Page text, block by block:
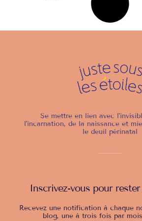
Inscrivez-vous pour
Recevez une notification à chaque
blog, une à trois fois par
Se mettre en lien avec
l'incarnation, de la naissance et
le deuil périnatal